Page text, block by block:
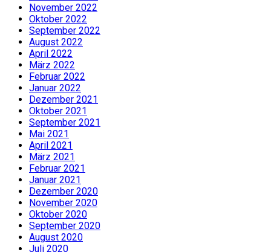
November 2022
Oktober 2022
September 2022
August 2022
April 2022
März 2022
Februar 2022
Januar 2022
Dezember 2021
Oktober 2021
September 2021
Mai 2021
April 2021
März 2021
Februar 2021
Januar 2021
Dezember 2020
November 2020
Oktober 2020
September 2020
August 2020
Juli 2020